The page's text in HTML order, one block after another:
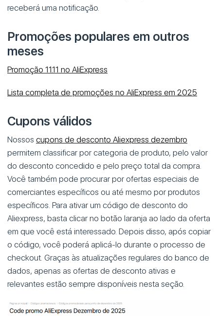
receberá uma notificação.
Promoções populares em outros
meses
Promoção 11.11 no AliExpress
Lista completa de promoções no AliExpress em 2025
Cupons válidos
Nossos cupons de desconto Aliexpress dezembro
permitem classificar por categoria de produto, pelo valor
do desconto concedido e pelo preço total da compra.
Você também pode procurar por ofertas especiais de
comerciantes específicos ou até mesmo por produtos
específicos. Para ativar um código de desconto do
Aliexpress, basta clicar no botão laranja ao lado da oferta
em que você está interessado. Depois disso, após copiar
o código, você poderá aplicá-lo durante o processo de
checkout. Graças às atualizações regulares do banco de
dados, apenas as ofertas de desconto ativas e
relevantes estão sempre disponíveis nesta seção.